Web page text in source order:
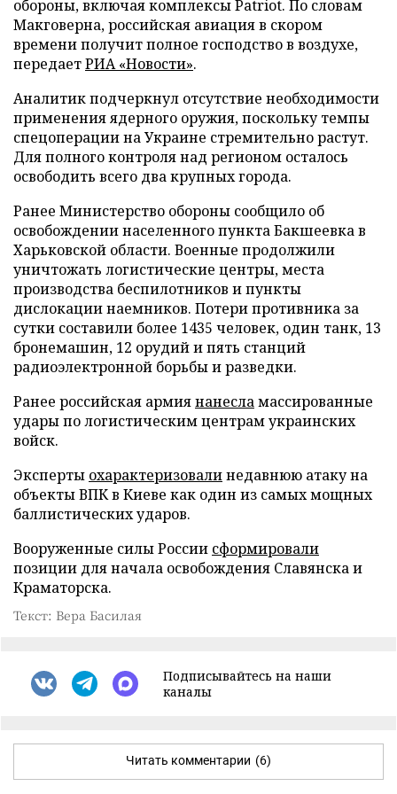
обороны, включая комплексы Patriot. По словам
Макговерна, российская авиация в скором
времени получит полное господство в воздухе,
передаетРИА «Новости».
Аналитик подчеркнул отсутствие необходимости
применения ядерного оружия, поскольку темпы
спецоперации на Украине стремительно растут.
Для полного контроля над регионом осталось
освободить всего два крупных города.
Ранее Министерство обороны сообщило об
освобождении населенного пункта Бакшеевка в
Харьковской области. Военные продолжили
уничтожать логистические центры, места
производства беспилотников и пункты
дислокации наемников. Потери противника за
сутки составили более 1435 человек, один танк, 13
бронемашин, 12 орудий и пять станций
радиоэлектронной борьбы и разведки.
Ранее российская армиянанесламассированные
удары по логистическим центрам украинских
войск.
Эксперты охарактеризовалинедавнюю атаку на
объекты ВПК в Киеве как один из самых мощных
баллистических ударов.
Вооруженные силы России сформировали
позиции для начала освобождения Славянска и
Краматорска.
Текст: Вера Басилая
Подписывайтесь на наши
каналы
Читать комментарии (6)